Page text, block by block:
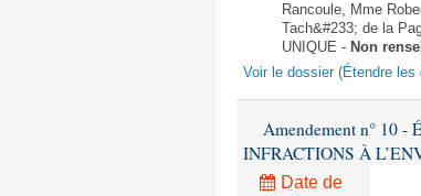
Rancoule, Mme
Tach&#233; de la
UNIQUE - Non
Voir le dossier (Étendre les
Amendement n° 10
INFRACTIONS À
Date de